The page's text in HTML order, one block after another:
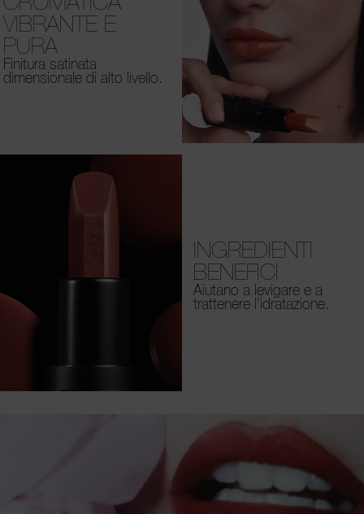
VIBRANTE E
PURA
Finitura satinata
dimensionale di alto livello.
INGREDIENTI
BENEFICI
Aiutano a levigare e a
trattenere l'idratazione.